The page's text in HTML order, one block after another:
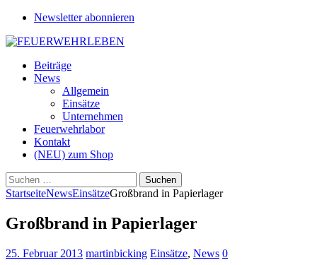
Newsletter abonnieren
Beiträge
News
Allgemein
Einsätze
Unternehmen
Feuerwehrlabor
Kontakt
(NEU) zum Shop
Suchen
nach:
StartseiteNewsEinsätzeGroßbrand in Papierlager
Großbrand in Papierlager
25. Februar 2013 martinbicking Einsätze, News 0